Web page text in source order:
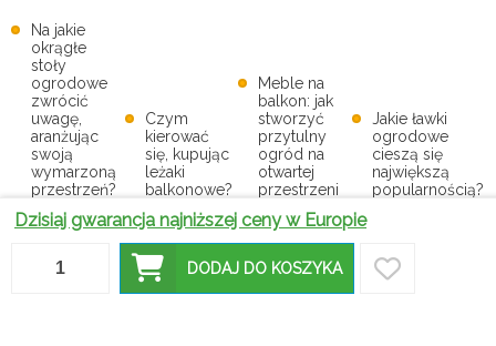
Dzisiaj gwarancja najniższej ceny w Europie
DODAJ DO KOSZYKA
Na jakie
okrągłe
stoły
ogrodowe
zwrócić
uwagę,
aranżując
swoją
wymarzoną
przestrzeń?
Czym
kierować
się, kupując
leżaki
balkonowe?
Meble na
balkon: jak
stworzyć
przytulny
ogród na
otwartej
przestrzeni
Jakie ławki
ogrodowe
cieszą się
największą
popularnością?
Najlepsze
balkon – jak
Najlepsze
stoliki na
balkon – jak
wybrać
W jaki
sposób
komplety
Co warto
wiedzieć